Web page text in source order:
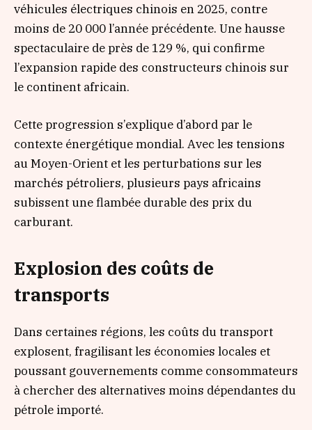
véhicules électriques chinois en 2025, contre
moins de 20 000 l’année précédente. Une hausse
spectaculaire de près de 129 %, qui confirme
l’expansion rapide des constructeurs chinois sur
le continent africain.
Cette progression s’explique d’abord par le
contexte énergétique mondial. Avec les tensions
au Moyen-Orient et les perturbations sur les
marchés pétroliers, plusieurs pays africains
subissent une flambée durable des prix du
carburant.
Explosion des coûts de
transports
Dans certaines régions, les coûts du transport
explosent, fragilisant les économies locales et
poussant gouvernements comme consommateurs
à chercher des alternatives moins dépendantes du
pétrole importé.